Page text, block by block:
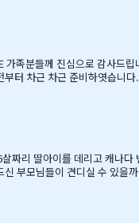
해주셧으며,(총114가족) 노스밴쿠버,랭리교육
엿지요. 그 다음 자녀학생
로 오히려 제 등을 떠미셨습니다.